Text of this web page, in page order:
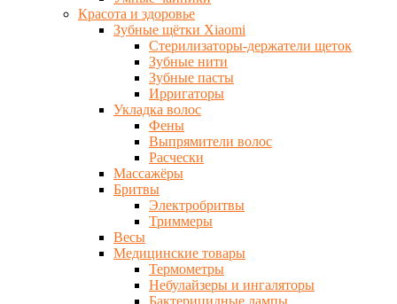
Красота и здоровье
Зубные щётки Xiaomi
Стерилизаторы-держатели щеток
Зубные нити
Зубные пасты
Ирригаторы
Укладка волос
Фены
Выпрямители волос
Расчески
Массажёры
Бритвы
Электробритвы
Триммеры
Весы
Медицинские товары
Термометры
Небулайзеры и ингаляторы
Бактерицидные лампы